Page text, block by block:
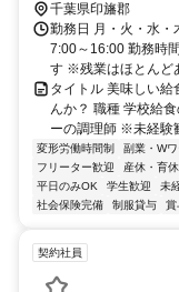
千葉県印旛郡
勤務日 月・火・水
7:00～16:00 勤務時
す ※残業はほとんど
タイトル 美味しい
んか？ 職種 学校給
ーの調理師 ※未経験
変形労働時間制 副業・W
フリーター歓迎
産休・育
平日のみOK
学生歓迎 未
社会保険完備
制服貸与 賞
契約社員